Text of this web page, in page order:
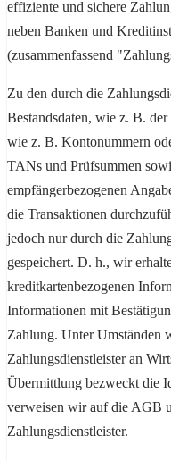
effiziente und sichere
neben Banken und
(zusammenfassend
Zu den durch die
Bestandsdaten, wie z. B.
wie z. B. Kontonummern
TANs und Prüfsummen
empfängerbezogenen
die Transaktionen
jedoch nur durch die
gespeichert. D. h., wir
kreditkartenbezogenen
Informationen mit
Zahlung. Unter Umständen
Zahlungsdienstleister an
Übermittlung bezweckt die
verweisen wir auf die AGB
Zahlungsdienstleister.